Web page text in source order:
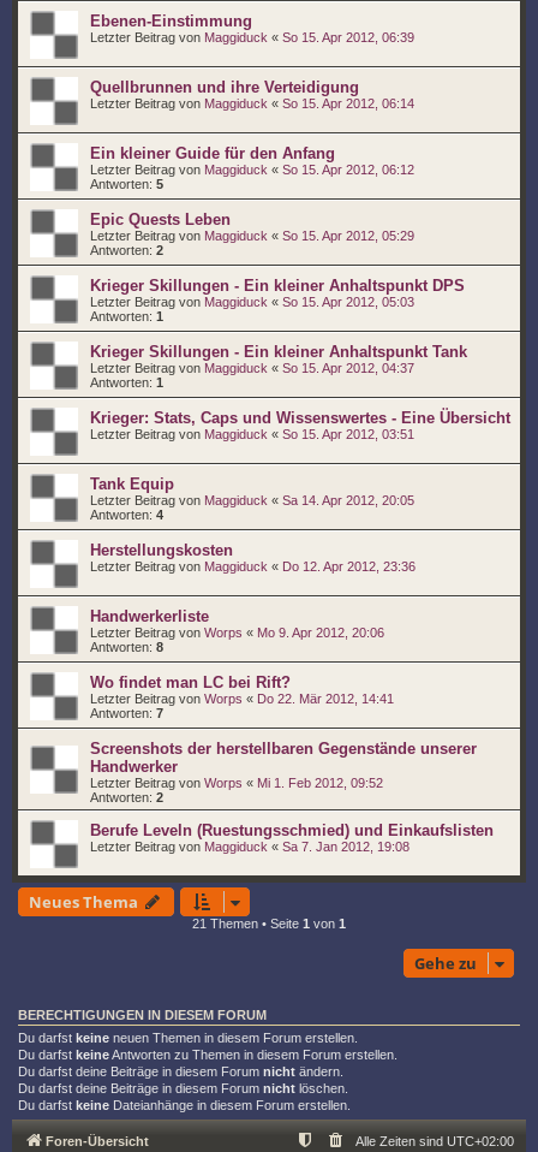
Ebenen-Einstimmung
Letzter Beitrag von Maggiduck « So 15. Apr 2012, 06:39
Quellbrunnen und ihre Verteidigung
Letzter Beitrag von Maggiduck « So 15. Apr 2012, 06:14
Ein kleiner Guide für den Anfang
Letzter Beitrag von Maggiduck « So 15. Apr 2012, 06:12
Antworten: 5
Epic Quests Leben
Letzter Beitrag von Maggiduck « So 15. Apr 2012, 05:29
Antworten: 2
Krieger Skillungen - Ein kleiner Anhaltspunkt DPS
Letzter Beitrag von Maggiduck « So 15. Apr 2012, 05:03
Antworten: 1
Krieger Skillungen - Ein kleiner Anhaltspunkt Tank
Letzter Beitrag von Maggiduck « So 15. Apr 2012, 04:37
Antworten: 1
Krieger: Stats, Caps und Wissenswertes - Eine Übersicht
Letzter Beitrag von Maggiduck « So 15. Apr 2012, 03:51
Tank Equip
Letzter Beitrag von Maggiduck « Sa 14. Apr 2012, 20:05
Antworten: 4
Herstellungskosten
Letzter Beitrag von Maggiduck « Do 12. Apr 2012, 23:36
Handwerkerliste
Letzter Beitrag von Worps « Mo 9. Apr 2012, 20:06
Antworten: 8
Wo findet man LC bei Rift?
Letzter Beitrag von Worps « Do 22. Mär 2012, 14:41
Antworten: 7
Screenshots der herstellbaren Gegenstände unserer
Handwerker
Letzter Beitrag von Worps « Mi 1. Feb 2012, 09:52
Antworten: 2
Berufe Leveln (Ruestungsschmied) und Einkaufslisten
Letzter Beitrag von Maggiduck « Sa 7. Jan 2012, 19:08
Neues Thema
21 Themen • Seite 1 von 1
Gehe zu
BERECHTIGUNGEN IN DIESEM FORUM
Du darfst keine neuen Themen in diesem Forum erstellen.
Du darfst keineAntworten zu Themen in diesem Forum erstellen.
Du darfst deine Beiträge in diesem Forum nicht ändern.
Du darfst deine Beiträge in diesem Forum nicht löschen.
Du darfst keine Dateianhänge in diesem Forum erstellen.
Foren-Übersicht Alle Zeiten sind UTC+02:00